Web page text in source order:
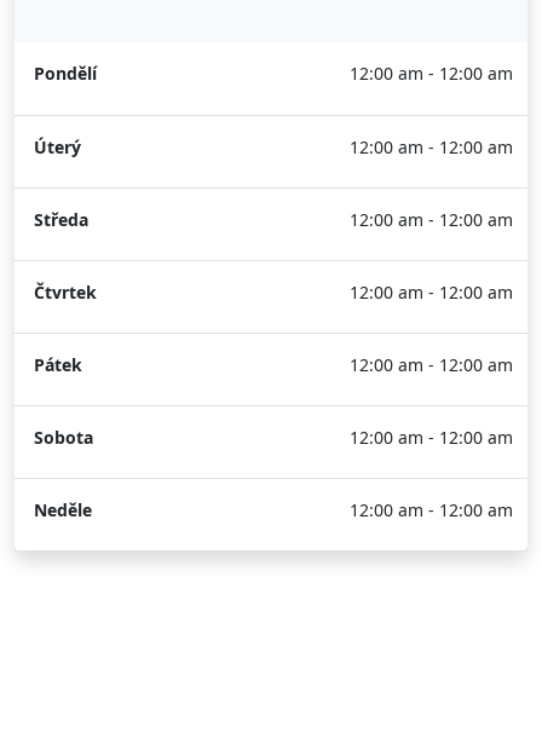
Pondělí 12:00 am - 12:00 am
Úterý 12:00 am - 12:00 am
Středa 12:00 am - 12:00 am
Čtvrtek 12:00 am - 12:00 am
Pátek 12:00 am - 12:00 am
Sobota 12:00 am - 12:00 am
Neděle 12:00 am - 12:00 am